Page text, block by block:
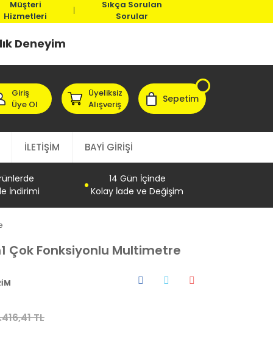
Müşteri
Hizmetleri
Sıkça Sorulan
Sorular
Deneyim
Giriş
Üye Ol
Üyeliksiz
Alışveriş
Sepetim
İLETİŞİM BAYİ GİRİŞİ
İndirimi
14 Gün İçinde
Kolay İade ve Değişim
Çok Fonksiyonlu Multimetre
TL